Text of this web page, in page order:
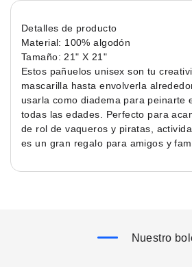
Detalles de producto
Material: 100% algodón
Tamaño: 21" X 21"
Estos pañuelos unisex son tu
mascarilla hasta envolverla
usarla como diadema para peinarte
todas las edades. Perfecto para
de rol de vaqueros y piratas,
es un gran regalo para amigos y
Nuestro